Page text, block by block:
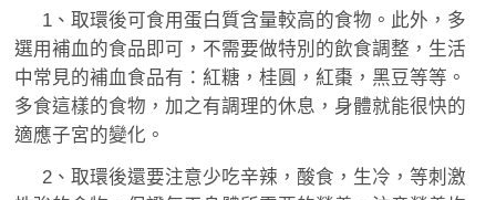
1、取環後可食用蛋白質含量較高的食物。此外，多
選用補血的食品即可，不需要做特別的飲食調整，生活
中常見的補血食品有：紅糖，桂圓，紅棗，黑豆等等。
多食這樣的食物，加之有調理的休息，身體就能很快的
適應子宮的變化。
2、取環後還要注意少吃辛辣，酸食，生冷，等刺激